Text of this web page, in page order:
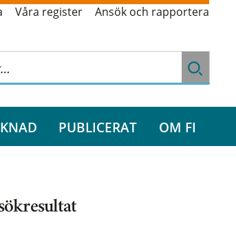
Våra register Ansök och rapportera
PUBLICERAT OM FI